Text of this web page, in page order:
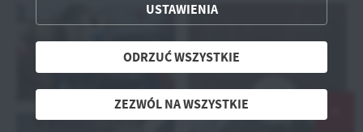
USTAWIENIA
ODRZUĆ WSZYSTKIE
ZEZWÓL NA WSZYSTKIE